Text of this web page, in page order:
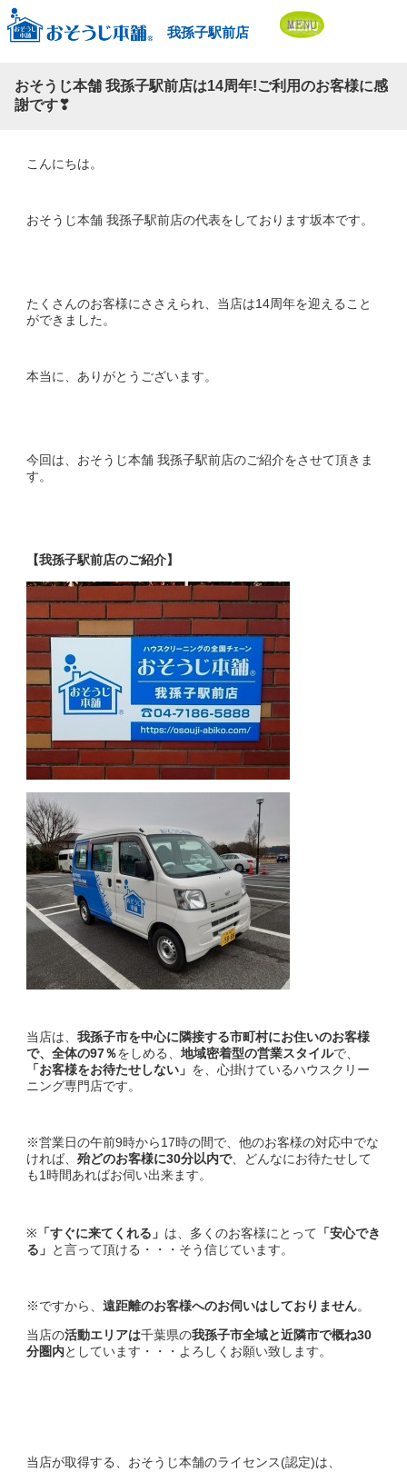
我孫子駅前店
おそうじ本舗 我孫子駅前店は14周年!ご利用のお客様に感
謝です❣
こんにちは。
おそうじ本舗 我孫子駅前店の代表をしております坂本です。
たくさんのお客様にささえられ、当店は14周年を迎えること
ができました。
本当に、ありがとうございます。
今回は、おそうじ本舗 我孫子駅前店のご紹介をさせて頂きま
す。
【我孫子駅前店のご紹介】
当店は、 我孫子市を中心に隣接する市町村にお住いのお客様
で、全体の97％をしめる、 地域密着型の営業スタイルで、
「お客様をお待たせしない」 を、心掛けているハウスクリー
ニング専門店です。
※営業日の午前9時から17時の間で、他のお客様の対応中でな
ければ、 殆どのお客様に30分以内で、どんなにお待たせして
も1時間あればお伺い出来ます。
※ 「すぐに来てくれる」 は、多くのお客様にとって 「安心でき
る」 と言って頂ける・・・そう信じています。
※ですから、 遠距離のお客様へのお伺いはしておりません。
当店の活動エリアは千葉県の我孫子市全域と近隣市で概ね30
分圏内としています・・・よろしくお願い致します。
当店が取得する、おそうじ本舗のライセンス(認定)は、